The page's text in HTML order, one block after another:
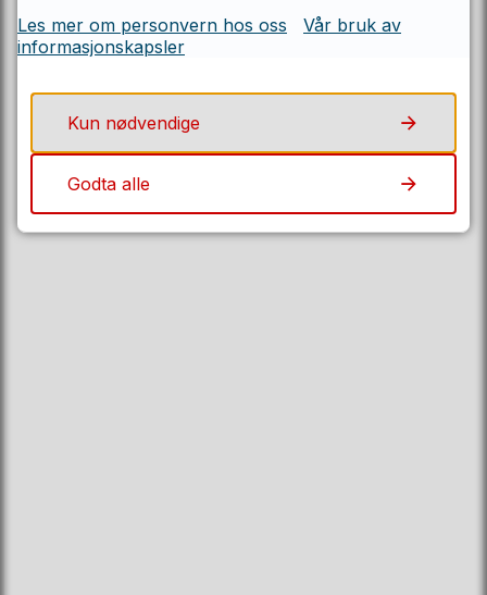
Postadresse
Postboks 220
1702 Sarpsborg
eDialog
Les mer om personvern hos oss
Vår bruk av
informasjonskapsler
Kun nødvendige
Godta alle